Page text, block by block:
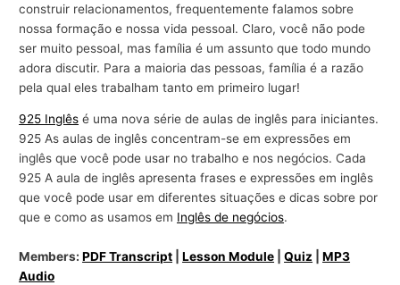
construir relacionamentos, frequentemente falamos sobre
nossa formação e nossa vida pessoal. Claro, você não pode
ser muito pessoal, mas família é um assunto que todo mundo
adora discutir. Para a maioria das pessoas, família é a razão
pela qual eles trabalham tanto em primeiro lugar!
925 Inglês é uma nova série de aulas de inglês para iniciantes.
925 As aulas de inglês concentram-se em expressões em
inglês que você pode usar no trabalho e nos negócios. Cada
925 A aula de inglês apresenta frases e expressões em inglês
que você pode usar em diferentes situações e dicas sobre por
que e como as usamos em Inglês de negócios.
Members:PDF Transcript |Lesson Module |Quiz |MP3
Audio